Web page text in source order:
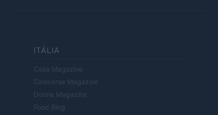
ITÁLIA
Casa Magazine
Cineverse Magazine
Donne Magazine
Food Blog